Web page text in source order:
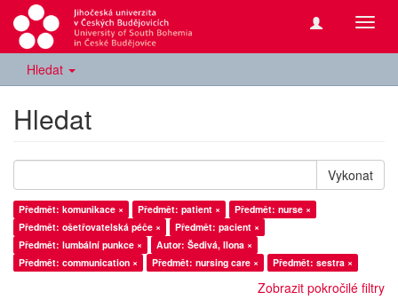
Hledat
Hledat
Vykonat
Předmět: komunikace × Předmět: patient ×
Předmět: nurse ×
Předmět: ošetřovatelská péče ×
Předmět: pacient ×
Předmět: lumbální punkce ×
Autor: Šedivá, Ilona ×
Předmět: communication ×
Předmět: nursing care × Předmět: sestra ×
Zobrazit pokročilé filtry